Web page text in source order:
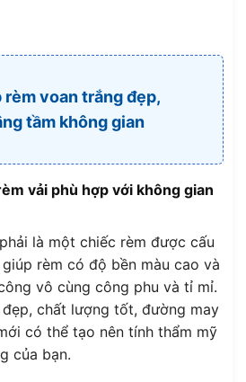
rèm voan trắng đẹp,
tầm không gian
vải phù hợp với không gian
là một chiếc rèm được cấu
rèm có độ bền màu cao và
vô cùng công phu và tỉ mỉ.
chất lượng tốt, đường may
có thể tạo nên tính thẩm mỹ
của bạn.